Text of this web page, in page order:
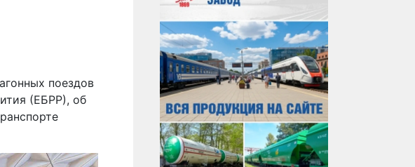
поездов
(ЕБРР), об